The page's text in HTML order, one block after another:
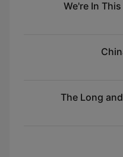
We're In
The Long